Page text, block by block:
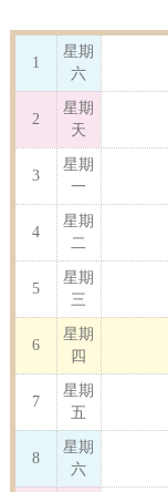
1
星期
六
2
星期
天
3
星期
一
4
星期
二
5
星期
三
6
星期
四
7
星期
五
8
星期
六